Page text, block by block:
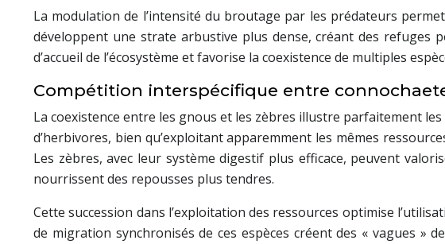
La modulation de l’intensité du broutage par les prédateurs
développent une strate arbustive plus dense, créant des refuges
d’accueil de l’écosystème et favorise la coexistence de multiples
Compétition interspécifique entre
La coexistence entre les gnous et les zèbres illustre parfaitement
d’herbivores, bien qu’exploitant apparemment les mêmes
Les zèbres, avec leur système digestif plus efficace, peuvent
nourrissent des repousses plus tendres.
Cette succession dans l’exploitation des ressources optimise
de migration synchronisés de ces espèces créent des « vagues